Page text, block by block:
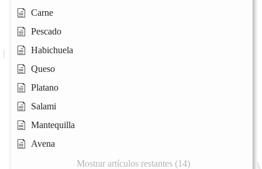
Carne
Pescado
Habichuela
Queso
Platano
Salami
Mantequilla
Avena
Mostrar artículos restantes (14)